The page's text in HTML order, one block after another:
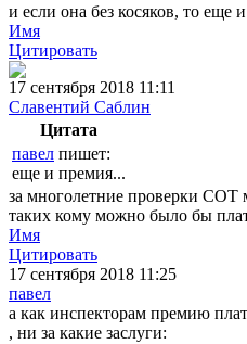
и если она без косяков, то еще
Имя
Цитировать
17 сентября 2018 11:11
Славентий Саблин
Цитата
павел пишет:
еще и премия...
за многолетние проверки СОТ
таких кому можно было бы
Имя
Цитировать
17 сентября 2018 11:25
павел
а как инспекторам премию
, ни за какие заслуги: